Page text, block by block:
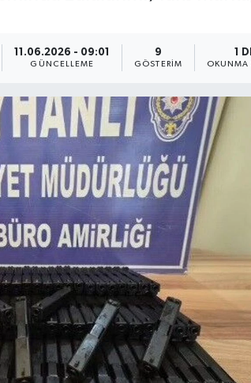
11.06.2026 - 09:01
GÜNCELLEME
9
GÖSTERIM
1
OKUNMA